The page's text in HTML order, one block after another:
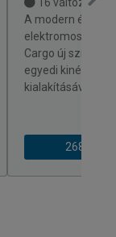
A modern és
elektromos
Cargo új színt
egyedi
kialakításával.
268 616